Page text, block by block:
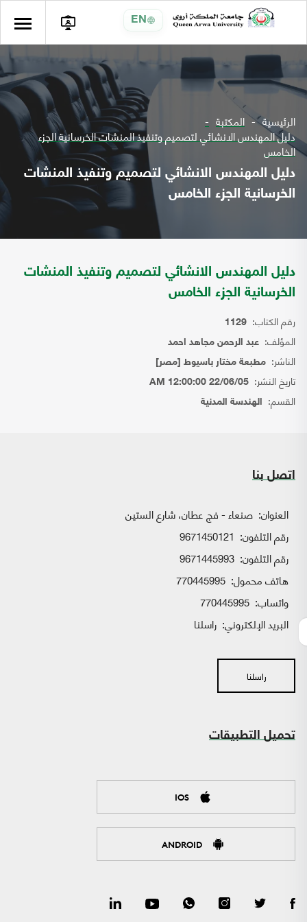
EN
الرئيسية المكتبة
دليل المهندس الانشائي لتصميم وتنفيذ المنشات الخرسانية الجزء
الخامس
دليل المهندس الانشائي لتصميم وتنفيذ المنشات
الخرسانية الجزء الخامس
دليل المهندس الانشائي لتصميم وتنفيذ المنشات
الخرسانية الجزء الخامس
رقم الكتاب: 1129
المؤلف: عبد الرحمن مجاهد احمد
الناشر: مطبعة مختار باسيوط [مصر]
تاريخ النشر: 22/06/05 12:00:00 AM
القسم: الهندسة المدنية
اتصل بنا
العنوان: صنعاء - فج عطان، شارع الستين
رقم التلفون: 9671450121
رقم التلفون: 9671445993
هاتف محمول: 770445995
واتساب:
البريد الإلكتروني: راسلنا
راسلنا
تحميل التطبيقات
IOS
ANDROID